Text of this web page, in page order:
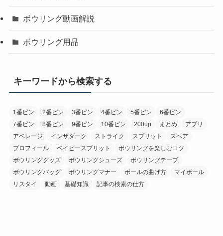
ボウリング動画解説
ボウリング用品
キーワードから検索する
1番ピン 2番ピン 3番ピン 4番ピン 5番ピン
6番ピン
7番ピン
8番ピン 9番ピン 10番ピン 200up まとめ
アプリ
アベレージ
インザダーク ストライク スプリット
スペア
プロフィール
ベイビースプリット
ボウリングを楽しむコツ
ボウリンググッズ
ボウリングシューズ
ボウリングテープ
ボウリングバッグ
ボウリングマナー ボールの曲げ方
マイボール
リスタイ
動画 基礎知識 記事の検索の仕方